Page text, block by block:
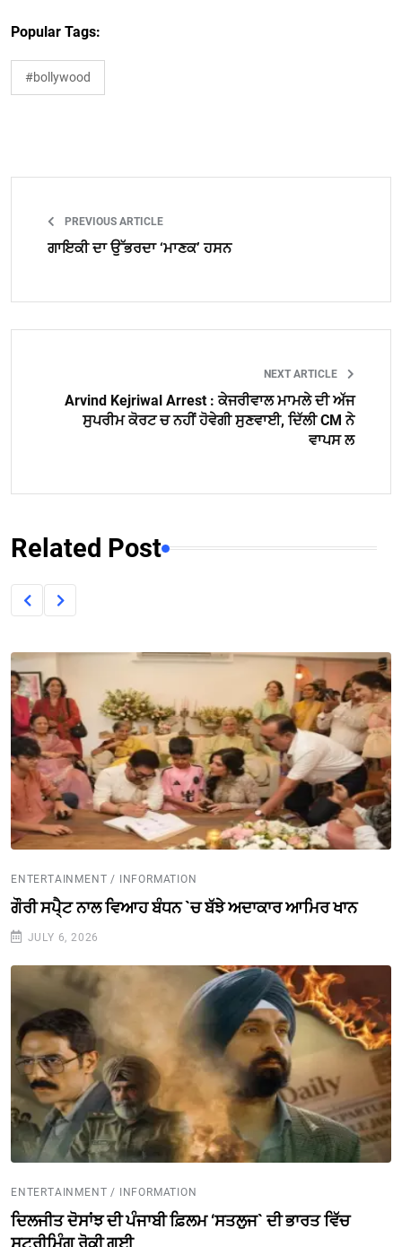
Popular Tags:
#bollywood
PREVIOUS ARTICLE
ਗਾਇਕੀ ਦਾ ਉੱਭਰਦਾ ‘ਮਾਣਕ’ ਹਸਨ
NEXT ARTICLE
Arvind Kejriwal Arrest : ਕੇਜਰੀਵਾਲ ਮਾਮਲੇ ਦੀ ਅੱਜ
ਸੁਪਰੀਮ ਕੋਰਟ ਚ ਨਹੀਂ ਹੋਵੇਗੀ ਸੁਣਵਾਈ, ਦਿੱਲੀ CM ਨੇ
ਵਾਪਸ ਲ
Related Post
ENTERTAINMENT / INFORMATION
ਗੌਰੀ ਸਪੈ੍ਟ ਨਾਲ ਵਿਆਹ ਬੰਧਨ `ਚ ਬੱਝੇ ਅਦਾਕਾਰ ਆਮਿਰ ਖਾਨ
JULY 6, 2026
ENTERTAINMENT / INFORMATION
ਦਿਲਜੀਤ ਦੋਸਾਂਝ ਦੀ ਪੰਜਾਬੀ ਫ਼ਿਲਮ ‘ਸਤਲੁਜ` ਦੀ ਭਾਰਤ ਵਿੱਚ